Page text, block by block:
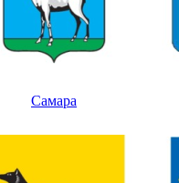
Самара